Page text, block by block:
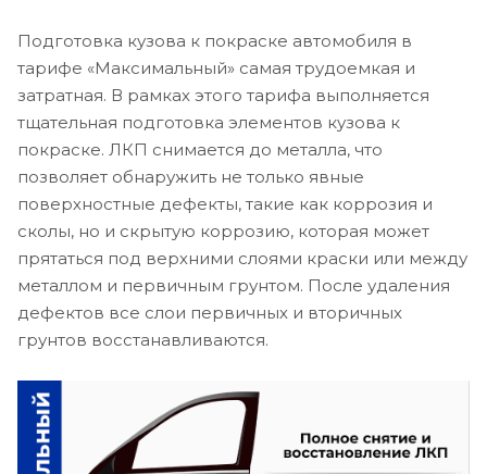
Подготовка кузова к покраске автомобиля в
тарифе «Максимальный» самая трудоемкая и
затратная. В рамках этого тарифа выполняется
тщательная подготовка элементов кузова к
покраске. ЛКП снимается до металла, что
позволяет обнаружить не только явные
поверхностные дефекты, такие как коррозия и
сколы, но и скрытую коррозию, которая может
прятаться под верхними слоями краски или между
металлом и первичным грунтом. После удаления
дефектов все слои первичных и вторичных
грунтов восстанавливаются.